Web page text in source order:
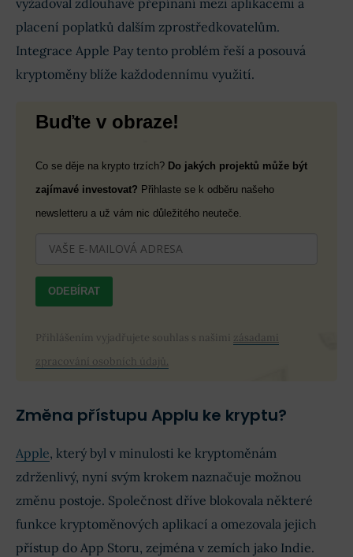
vyžadoval zdlouhavé přepínání mezi aplikacemi a
placení poplatků dalším zprostředkovatelům.
Integrace Apple Pay tento problém řeší a posouvá
kryptoměny blíže každodennímu využití.
Buďte v obraze!
Co se děje na krypto trzích? Do jakých projektů může být
zajímavé investovat? Přihlaste se k odběru našeho
newsletteru a už vám nic důležitého neuteče.
ODEBÍRAT
Přihlášením vyjadřujete souhlas s našimi zásadami
zpracování osobních údajů.
Změna přístupu Applu ke kryptu?
Apple, který byl v minulosti ke kryptoměnám
zdrženlivý, nyní svým krokem naznačuje možnou
změnu postoje. Společnost dříve blokovala některé
funkce kryptoměnových aplikací a omezovala jejich
přístup do App Storu, zejména v zemích jako Indie.